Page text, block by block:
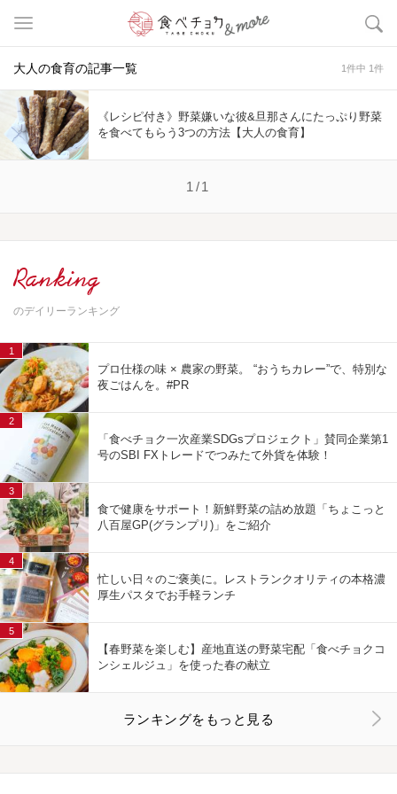
大人の食育の記事一覧 1件中 1件
《レシピ付き》野菜嫌いな彼&旦那さんにたっぷり野菜
を食べてもらう3つの方法【大人の食育】
1/1
Ranking
のデイリーランキング
プロ仕様の味 × 農家の野菜。 “おうちカレー”で、特別な
夜ごはんを。#PR
1
「食べチョク一次産業SDGsプロジェクト」賛同企業第1
号のSBI FXトレードでつみたて外貨を体験！
2
食で健康をサポート！新鮮野菜の詰め放題「ちょこっと
八百屋GP(グランプリ)」をご紹介
3
忙しい日々のご褒美に。レストランクオリティの本格濃
厚生パスタでお手軽ランチ
4
【春野菜を楽しむ】産地直送の野菜宅配「食べチョクコ
ンシェルジュ」を使った春の献立
5
ランキングをもっと見る